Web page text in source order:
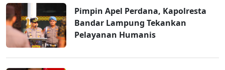
Pimpin Apel Perdana, Kapolresta
Bandar Lampung Tekankan
Pelayanan Humanis